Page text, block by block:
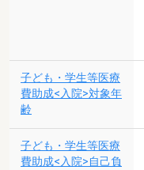
子ども・学生等医療
費助成<入院>対象年
齢
子ども・学生等医療
費助成<入院>自己負